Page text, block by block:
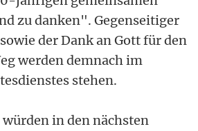
zu danken". Gegenseitiger
der Dank an Gott für den
werden demnach im
stehen.
in den nächsten